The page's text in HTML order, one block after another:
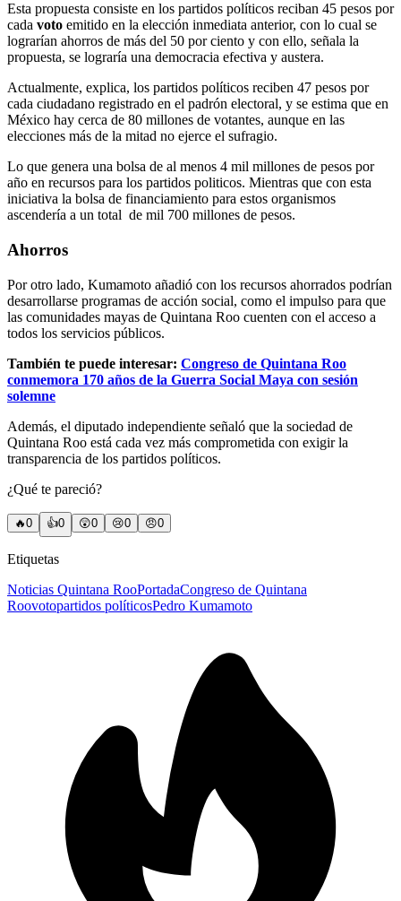
Esta propuesta consiste en los partidos políticos reciban 45 pesos por
cada voto emitido en la elección inmediata anterior, con lo cual se
lograrían ahorros de más del 50 por ciento y con ello, señala la
propuesta, se lograría una democracia efectiva y austera.
Actualmente, explica, los partidos políticos reciben 47 pesos por
cada ciudadano registrado en el padrón electoral, y se estima que en
México hay cerca de 80 millones de votantes, aunque en las
elecciones más de la mitad no ejerce el sufragio.
Lo que genera una bolsa de al menos 4 mil millones de pesos por
año en recursos para los partidos politicos. Mientras que con esta
iniciativa la bolsa de financiamiento para estos organismos
ascendería a un total de mil 700 millones de pesos.
Ahorros
Por otro lado, Kumamoto añadió con los recursos ahorrados podrían
desarrollarse programas de acción social, como el impulso para que
las comunidades mayas de Quintana Roo cuenten con el acceso a
todos los servicios públicos.
También te puede interesar: Congreso de Quintana Roo
conmemora 170 años de la Guerra Social Maya con sesión
solemne
Además, el diputado independiente señaló que la sociedad de
Quintana Roo está cada vez más comprometida con exigir la
transparencia de los partidos políticos.
¿Qué te pareció?
🔥0 👍0 😲0 😢0 😠0
Etiquetas
Noticias Quintana RooPortadaCongreso de Quintana
Roovotopartidos políticosPedro Kumamoto